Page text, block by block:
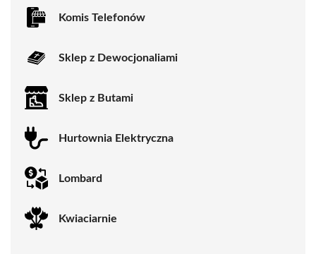
Komis Telefonów
Sklep z Dewocjonaliami
Sklep z Butami
Hurtownia Elektryczna
Lombard
Kwiaciarnie